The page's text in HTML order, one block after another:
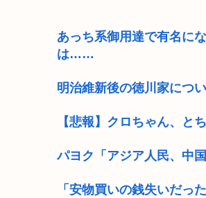
あっち系御用達で有名に
は……
明治維新後の徳川家につ
【悲報】クロちゃん、と
パヨク「アジア人民、中
「安物買いの銭失いだっ